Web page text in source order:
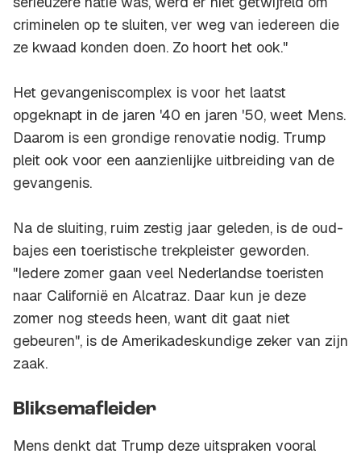
criminelen op te sluiten, ver weg van iedereen die
ze kwaad konden doen. Zo hoort het ook."
Het gevangeniscomplex is voor het laatst
opgeknapt in de jaren '40 en jaren '50, weet Mens.
Daarom is een grondige renovatie nodig. Trump
pleit ook voor een aanzienlijke uitbreiding van de
gevangenis.
Na de sluiting, ruim zestig jaar geleden, is de oud-
bajes een toeristische trekpleister geworden.
"Iedere zomer gaan veel Nederlandse toeristen
naar Californië en Alcatraz. Daar kun je deze
zomer nog steeds heen, want dit gaat niet
gebeuren", is de Amerikadeskundige zeker van zijn
zaak.
Bliksemafleider
Mens denkt dat Trump deze uitspraken vooral